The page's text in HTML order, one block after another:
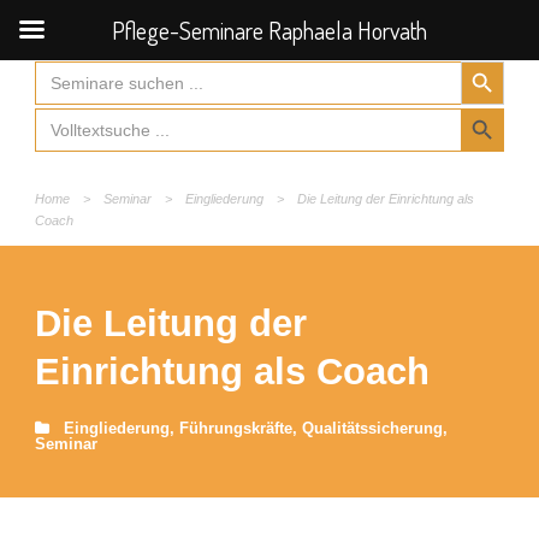
Search
for:
Search Button
Search
for:
Search Button
Home > Seminar > Eingliederung >
Die Leitung der Einrichtung als
Coach
Die Leitung der
Einrichtung als Coach
Eingliederung, Führungskräfte, Qualitätssicherung,
Seminar
Pflege-Seminare Raphaela Horvath